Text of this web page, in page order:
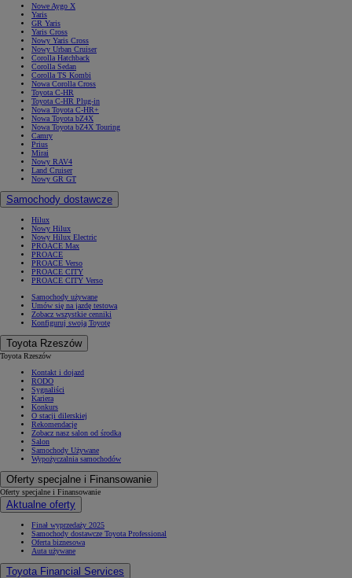
Nowe Aygo X
Yaris
GR Yaris
Yaris Cross
Nowy Yaris Cross
Nowy Urban Cruiser
Corolla Hatchback
Corolla Sedan
Corolla TS Kombi
Nowa Corolla Cross
Toyota C-HR
Toyota C-HR Plug-in
Nowa Toyota C-HR+
Nowa Toyota bZ4X
Nowa Toyota bZ4X Touring
Camry
Prius
Mirai
Nowy RAV4
Land Cruiser
Nowy GR GT
Samochody dostawcze
Hilux
Nowy Hilux
Nowy Hilux Electric
PROACE Max
PROACE
PROACE Verso
PROACE CITY
PROACE CITY Verso
Samochody używane
Umów się na jazdę testową
Zobacz wszystkie cenniki
Konfiguruj swoją Toyotę
Toyota Rzeszów
Toyota Rzeszów
Kontakt i dojazd
RODO
Sygnaliści
Kariera
Konkurs
O stacji dilerskiej
Rekomendacje
Zobacz nasz salon od środka
Salon
Samochody Używane
Wypożyczalnia samochodów
Oferty specjalne i Finansowanie
Oferty specjalne i Finansowanie
Aktualne oferty
Finał wyprzedaży 2025
Samochody dostawcze Toyota Professional
Oferta biznesowa
Auta używane
Toyota Financial Services